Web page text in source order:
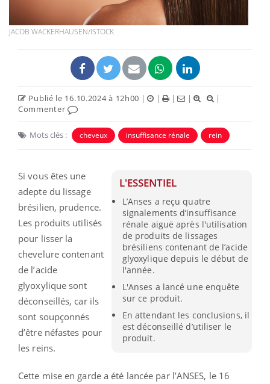
JACOB WACKERHAUSEN/ISTOCK
Publié le 16.10.2024 à 12h00 | | | |
|
Commenter
Mots clés : cheveux insuffisance rénale rein
L'ESSENTIEL
L’Anses a reçu quatre
signalements d’insuffisance
rénale aiguë après l'utilisation
de produits de lissages
brésiliens contenant de l’acide
glyoxylique depuis le début de
l'année.
L'Anses a lancé une enquête
sur ce produit.
En attendant les conclusions, il
est déconseillé d’utiliser le
produit.
Si vous êtes une
adepte du lissage
brésilien, prudence.
Les produits utilisés
pour lisser la
chevelure contenant
de l’acide
glyoxylique sont
déconseillés, car ils
sont soupçonnés
d’être néfastes pour
les reins.
Cette mise en garde a été lancée par l’ANSES, le 16